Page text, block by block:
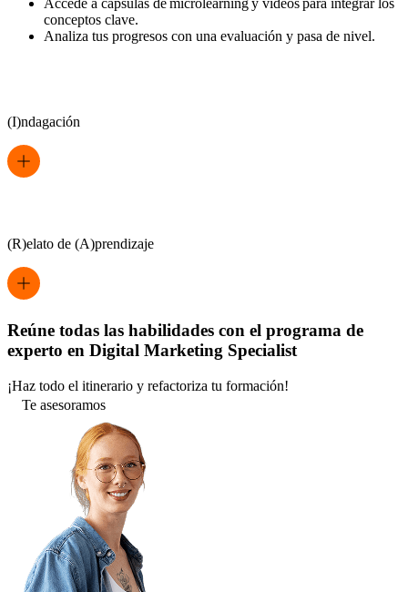
Accede a cápsulas de microlearning y vídeos para integrar los
conceptos clave.
Analiza tus progresos con una evaluación y pasa de nivel.
(I)ndagación
(R)elato de (A)prendizaje
Reúne todas las habilidades con el programa de
experto en Digital Marketing Specialist
¡Haz todo el itinerario y refactoriza tu formación!
Te asesoramos